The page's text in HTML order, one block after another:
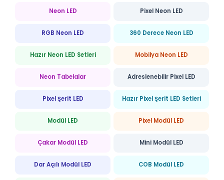
Neon LED Pixel Neon LED
RGB Neon LED 360 Derece Neon LED
Hazır Neon LED Setleri Mobilya Neon LED
Neon Tabelalar Adreslenebilir Pixel LED
Pixel Şerit LED Hazır Pixel Şerit LED Setleri
Modül LED Pixel Modül LED
Çakar Modül LED Mini Modül LED
Dar Açılı Modül LED COB Modül LED